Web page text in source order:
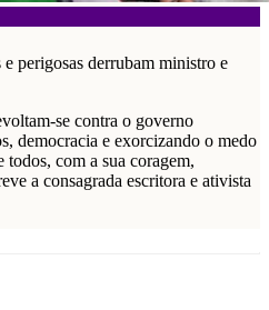
perigosas derrubam ministro e
se contra o governo
democracia e exorcizando o medo
com a sua coragem,
a consagrada escritora e ativista